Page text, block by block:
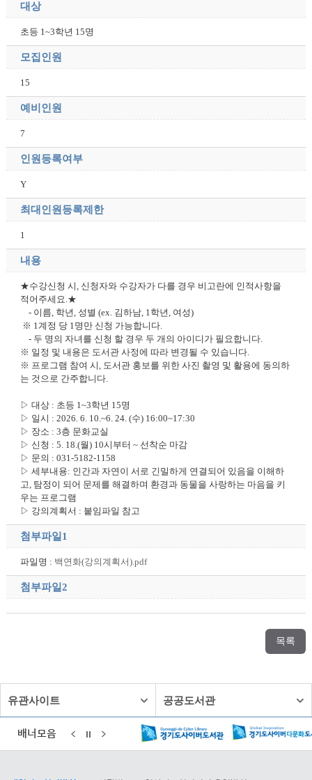
대상
초등 1~3학년 15명
모집인원
15
예비인원
7
인원등록여부
Y
최대인원등록제한
1
내용
★수강신청 시, 신청자와 수강자가 다를 경우 비고란에 인적사항을
적어주세요.★
- 이름, 학년, 성별 (ex. 김하남, 1학년, 여성)
※ 1계정 당 1명만 신청 가능합니다.
- 두 명의 자녀를 신청 할 경우 두 개의 아이디가 필요합니다.
※ 일정 및 내용은 도서관 사정에 따라 변경될 수 있습니다.
※ 프로그램 참여 시, 도서관 홍보를 위한 사진 촬영 및 활용에 동의하
는 것으로 간주합니다.
▷ 대상 : 초등 1~3학년 15명
▷ 일시 : 2026. 6. 10.~6. 24. (수) 16:00~17:30
▷ 장소 : 3층 문화교실
▷ 신청 : 5. 18.(월) 10시부터 ~ 선착순 마감
▷ 문의 : 031-5182-1158
▷ 세부내용: 인간과 자연이 서로 긴밀하게 연결되어 있음을 이해하
고, 탐정이 되어 문제를 해결하며 환경과 동물을 사랑하는 마음을 키
우는 프로그램
▷ 강의계획서 : 붙임파일 참고
첨부파일1
파일명 : 백연화(강의계획서).pdf
첨부파일2
목록
유관사이트 공공도서관
배너모음